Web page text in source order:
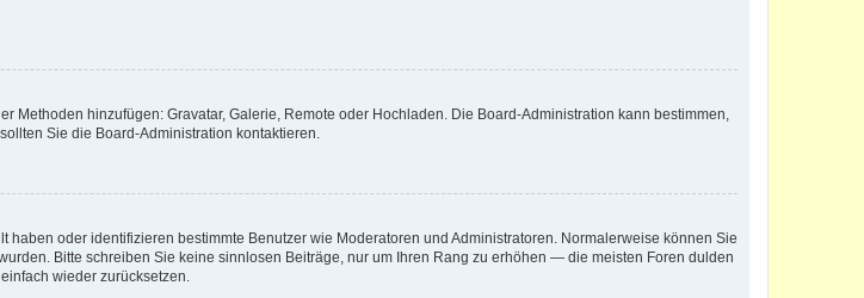
Methoden hinzufügen: Gravatar, Galerie, Remote oder Hochladen. Die Board-Administration kann bestimmen,
Sie die Board-Administration kontaktieren.
oder identifizieren bestimmte Benutzer wie Moderatoren und Administratoren. Normalerweise können Sie
Bitte schreiben Sie keine sinnlosen Beiträge, nur um Ihren Rang zu erhöhen — die meisten Foren dulden
wieder zurücksetzen.